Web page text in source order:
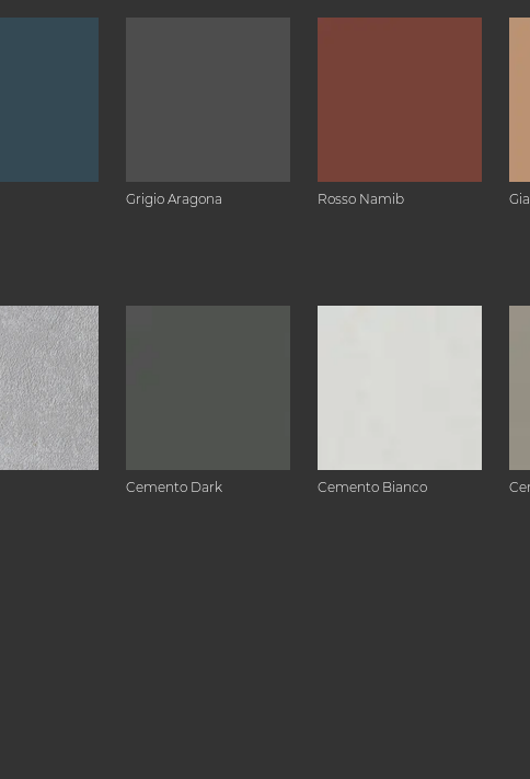
Grigio Aragona Rosso Namib
Cemento Dark Cemento Bianco